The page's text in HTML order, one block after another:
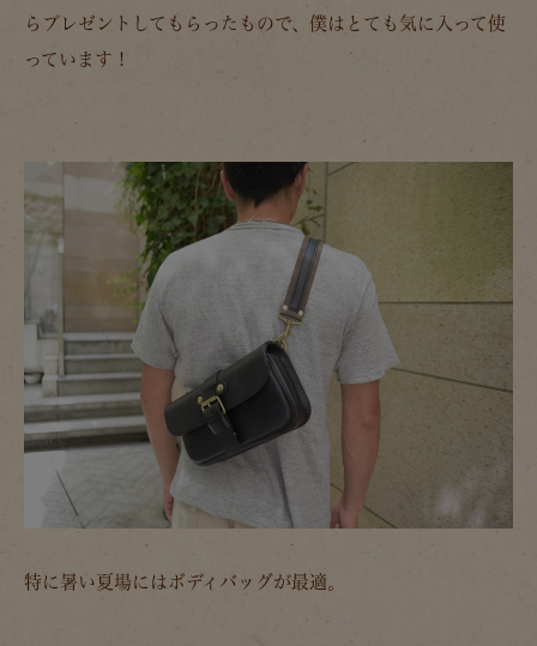
らプレゼントしてもらったもので、僕はとても気に入って使
っています！
特に暑い夏場にはボディバッグが最適。